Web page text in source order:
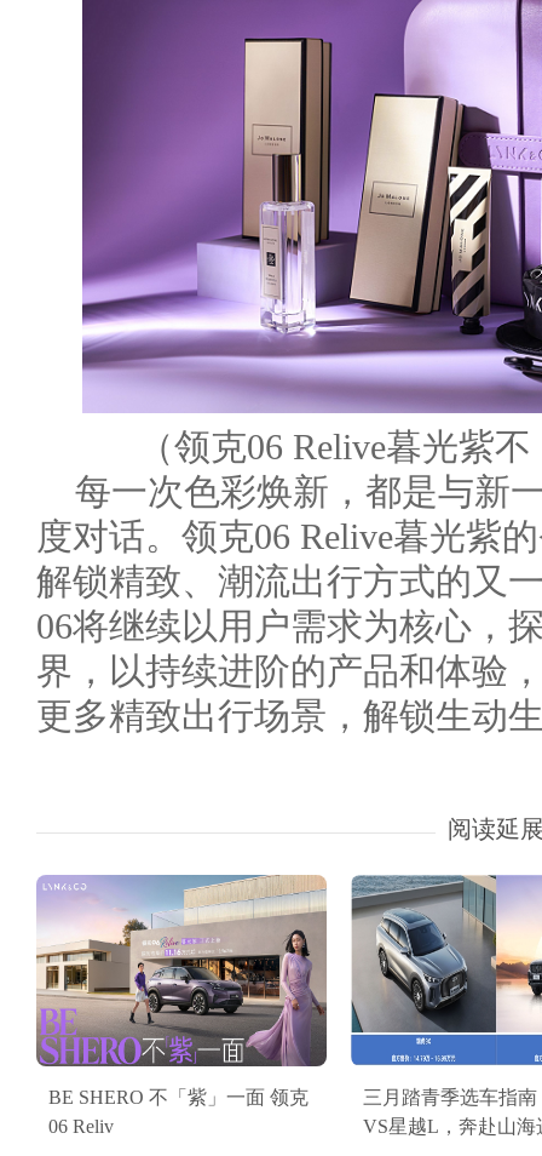
（领克06 Relive暮光紫
每一次色彩焕新，都是与新
度对话。领克06 Relive暮光紫
解锁精致、潮流出行方式的又
06将继续以用户需求为核心，
界，以持续进阶的产品和体验
更多精致出行场景，解锁生动
阅读延
BE SHERO 不「紫」一面 领克
06 Reliv
三月踏青季选车指
VS星越L，奔赴山海